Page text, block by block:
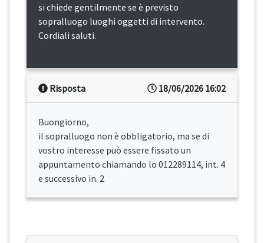
si chiede gentilmente se è previsto
sopralluogo luoghi oggetti di intervento.
Cordiali saluti.
18/06/2026 16:02
Risposta
Buongiorno,
il sopralluogo non è obbligatorio, ma se di
vostro interesse può essere fissato un
appuntamento chiamando lo 012289114, int. 4
e successivo in. 2